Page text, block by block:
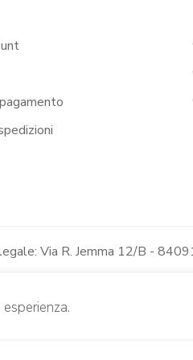
Via R. Jemma 12/B -